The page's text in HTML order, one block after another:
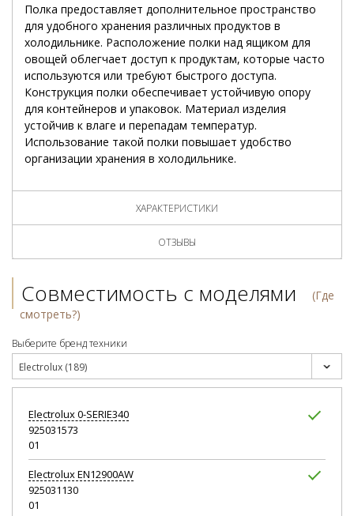
Полка предоставляет дополнительное пространство
для удобного хранения различных продуктов в
холодильнике. Расположение полки над ящиком для
овощей облегчает доступ к продуктам, которые часто
используются или требуют быстрого доступа.
Конструкция полки обеспечивает устойчивую опору
для контейнеров и упаковок. Материал изделия
устойчив к влаге и перепадам температур.
Использование такой полки повышает удобство
организации хранения в холодильнике.
ХАРАКТЕРИСТИКИ
ОТЗЫВЫ
Совместимость с моделями
(Где
смотреть?)
Выберите бренд техники
Electrolux (189)
Electrolux0-SERIE340
925031573
01
ElectroluxEN12900AW
925031130
01